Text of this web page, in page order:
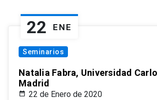
22 ENE
Seminarios
Natalia Fabra, Universidad
Madrid
22 de Enero de 2020